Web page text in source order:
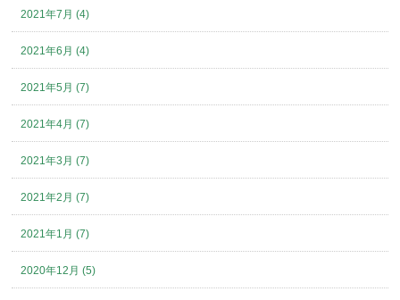
2021年7月 (4)
2021年6月 (4)
2021年5月 (7)
2021年4月 (7)
2021年3月 (7)
2021年2月 (7)
2021年1月 (7)
2020年12月 (5)